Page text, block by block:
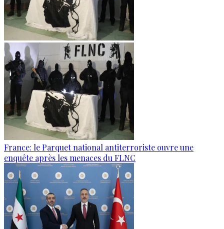
France: le Parquet national antiterroriste ouvre une
enquête après les menaces du FLNC